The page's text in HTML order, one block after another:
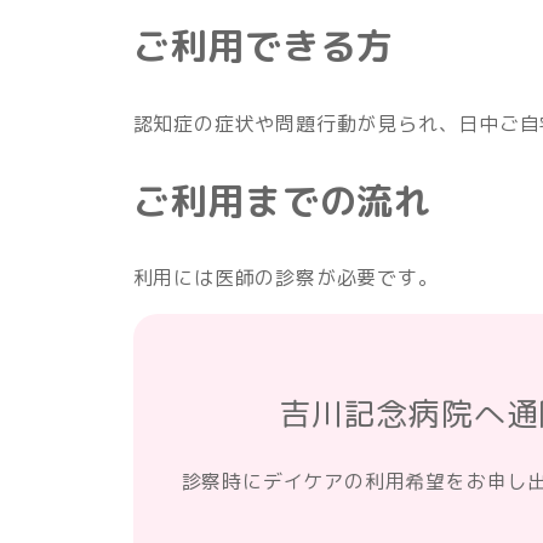
ご利用できる方
認知症の症状や問題行動が見られ、日中ご
ご利用までの流れ
利用には医師の診察が必要です。
吉川記念病院へ
診察時にデイケアの利用希望をお申し